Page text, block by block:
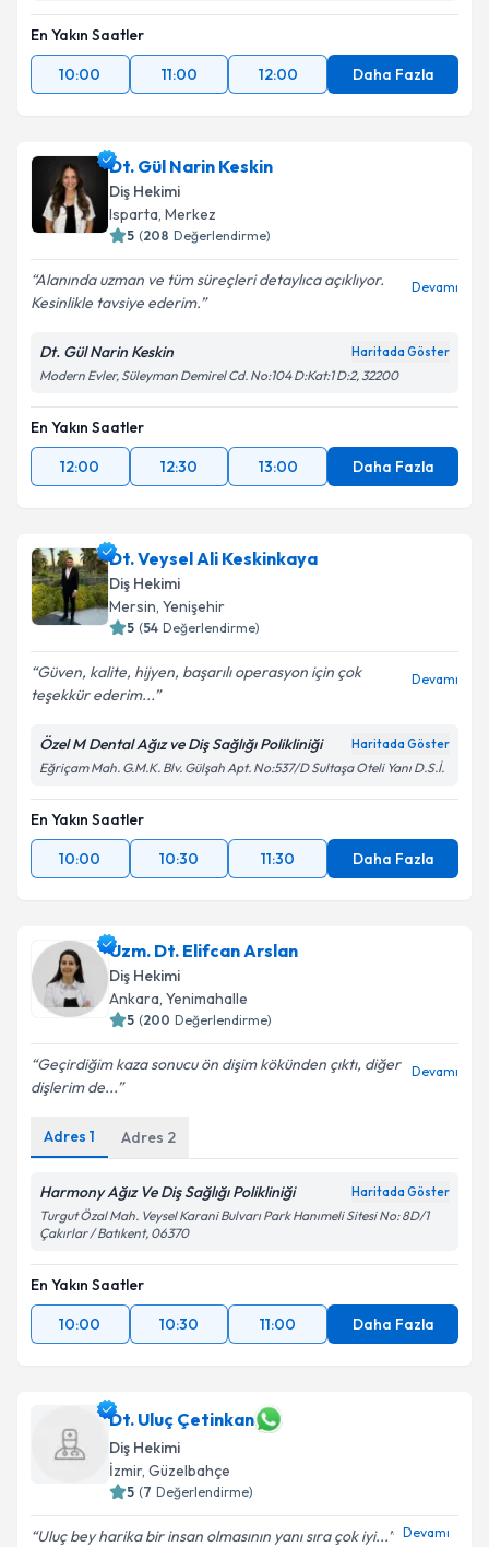
En Yakın Saatler
10:00
11:00 12:00 Daha Fazla
Dt. Gül Narin Keskin
Diş Hekimi
Isparta, Merkez
5 (208 Değerlendirme)
Alanında uzman ve tüm süreçleri detaylıca açıklıyor.
Kesinlikle tavsiye ederim.
Devamı
Dt. Gül Narin Keskin Haritada Göster
Modern Evler, Süleyman Demirel Cd. No:104 D:Kat:1 D:2, 32200
En Yakın Saatler
12:00
12:30 13:00 Daha Fazla
Dt. Veysel Ali Keskinkaya
Diş Hekimi
Mersin, Yenişehir
5 (54 Değerlendirme)
Güven, kalite, hijyen, başarılı operasyon için çok
teşekkür ederim...
Devamı
Özel M Dental Ağız ve Diş Sağlığı Polikliniği Haritada Göster
Eğriçam Mah. G.M.K. Blv. Gülşah Apt. No:537/D Sultaşa Oteli Yanı D.S.İ.
En Yakın Saatler
10:00
10:30 11:30 Daha Fazla
Uzm. Dt. Elifcan Arslan
Diş Hekimi
Ankara, Yenimahalle
5 (200 Değerlendirme)
Geçirdiğim kaza sonucu ön dişim kökünden çıktı, diğer
dişlerim de...
Devamı
Adres 1 Adres 2
Harmony Ağız Ve Diş Sağlığı Polikliniği Haritada Göster
Turgut Özal Mah. Veysel Karani Bulvarı Park Hanımeli Sitesi No: 8D/1
Çakırlar / Batıkent, 06370
En Yakın Saatler
10:00
10:30 11:00 Daha Fazla
Dt. Uluç Çetinkan
Diş Hekimi
İzmir, Güzelbahçe
5 (7 Değerlendirme)
Uluç bey harika bir insan olmasının yanı sıra çok iyi... Devamı